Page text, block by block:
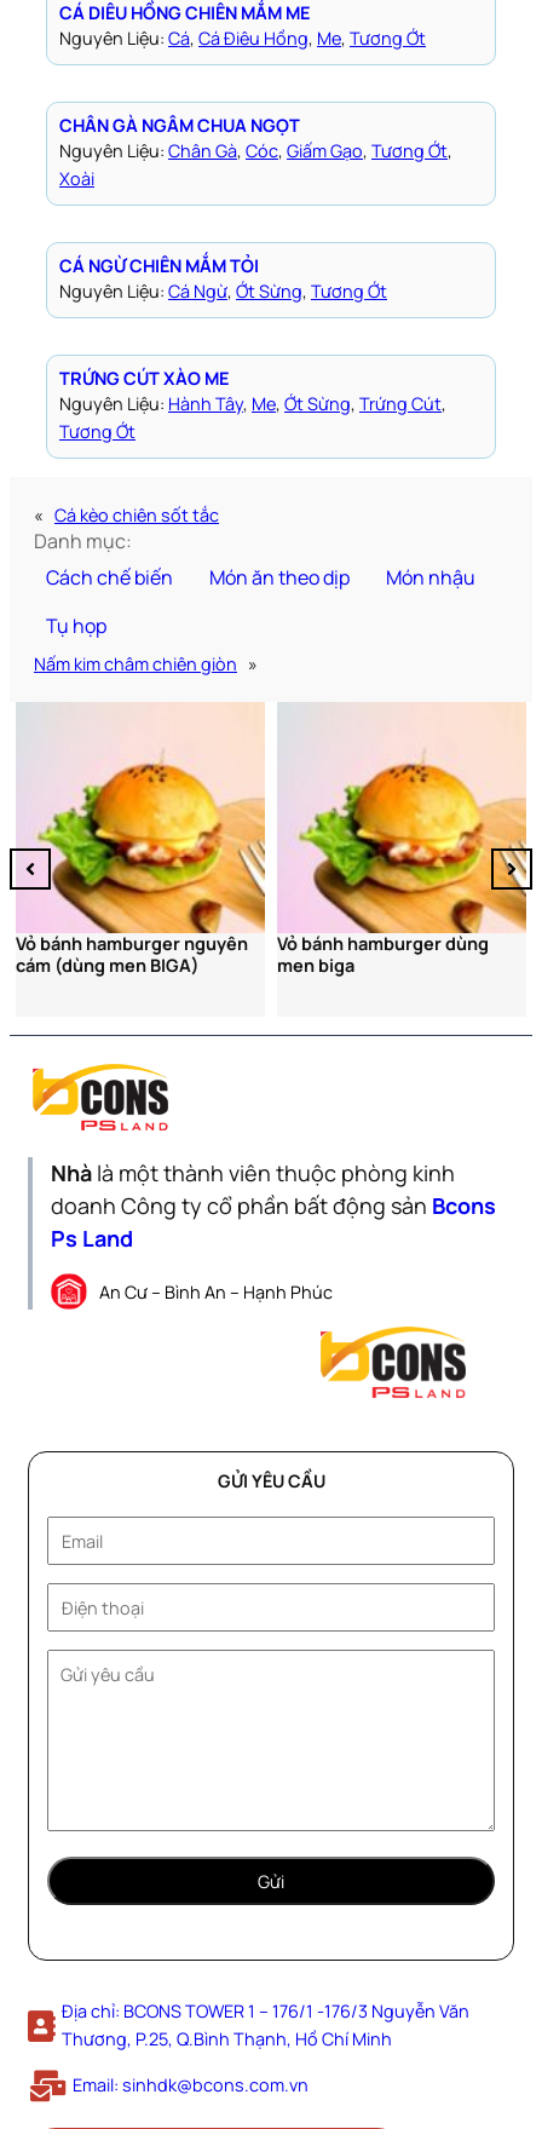
CÁ DIÊU HỒNG CHIÊN MẮM ME
Nguyên Liệu: Cá, Cá Điêu Hồng, Me, Tương Ớt
CHÂN GÀ NGÂM CHUA NGỌT
Nguyên Liệu: Chân Gà, Cóc, Giấm Gạo, Tương Ớt
Xoài
CÁ NGỪ CHIÊN MẮM TỎI
Nguyên Liệu: Cá Ngừ, Ớt Sừng, Tương Ớt
TRỨNG CÚT XÀO ME
Nguyên Liệu: Hành Tây, Me, Ớt Sừng, Trứng Cút
Tương Ớt
« Cá kèo chiên sốt tắc
Danh mục:
Cách chế biến
Món ăn theo dịp
Món nhậu
Tụ họp
Nấm kim châm chiên giòn »
Vỏ bánh hamburger dùng
men biga
Nhà là một thành viên thuộc phòng kinh
doanh Công ty cổ phần bất động sản Bcons
Ps Land
An Cư – Bình An – Hạnh Phúc
GỬI YÊU CẦU
Địa chỉ: BCONS TOWER 1 – 176/1 -176/3 Nguyễn Văn
Thương, P.25, Q.Bình Thạnh, Hồ Chí Minh
Email: sinhdk@bcons.com.vn